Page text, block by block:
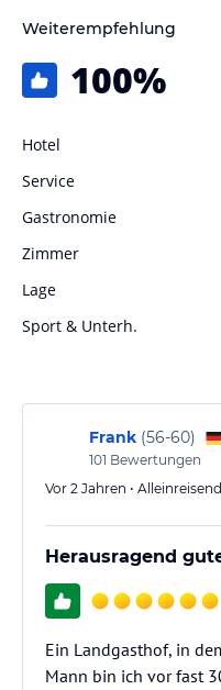
Weiterempfehlung
100%
Hotel
Service
Gastronomie
Zimmer
Lage
Sport & Unterh.
Frank (56-60)
101 Bewertungen
Vor 2 Jahren •
Herausragend
Ein Landgasthof, in
Mann bin ich vor fast